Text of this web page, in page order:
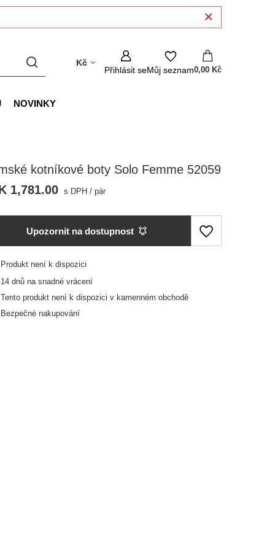
Kč
Přihlásit seMůj seznam0,00 Kč
NOVINKY
kotníkové boty Solo Femme 52059
1,781.00 s DPH /pár
Upozornit na dostupnost
Produkt není k dispozici
14 dnů na snadné vrácení
Tento produkt není k dispozici v kamenném obchodě
Bezpečné nakupování